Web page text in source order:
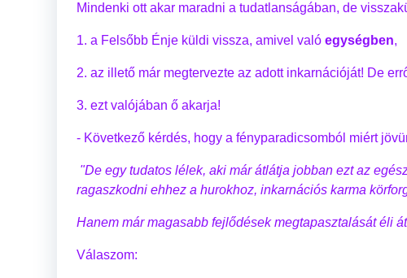
Mindenki ott akar maradni a tudatlanságában, de
1. a Felsőbb Énje küldi vissza, amivel való egységben,
2. az illető már megtervezte az adott inkarnációját! De
3. ezt valójában ő akarja!
- Következő kérdés, hogy a fényparadicsomból miért
"De egy tudatos lélek, aki már átlátja jobban ezt az
ragaszkodni ehhez a hurokhoz, inkarnációs karma
Hanem már magasabb fejlődések megtapasztalását éli
Válaszom: